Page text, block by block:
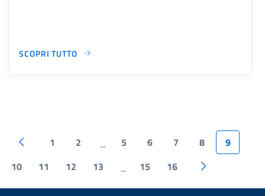
SCOPRI TUTTO
1 2 ... 5 6 7 8
9
10
11 12 13 ... 15 16